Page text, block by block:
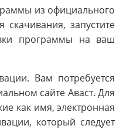
из официального
запустите
программы на ваш
Вам потребуется
сайте Аваст. Для
как имя, электронная
который следует